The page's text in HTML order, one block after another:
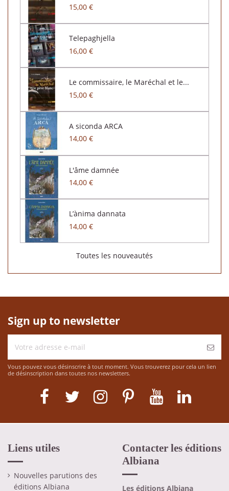
15,00 €
Telepaghjella
16,00 €
Le commissaire, le Maréchal et le...
15,00 €
A siconda ARCA
14,00 €
L'âme damnée
14,00 €
L’ànima dannata
14,00 €
Toutes les nouveautés
Sign up to newsletter
Vous pouvez vous désinscrire à tout moment. Vous trouverez pour cela un lien
de désinscription dans toutes nos newsletters.
Liens utiles
Nouvelles parutions des
éditions Albiana
Contacter les éditions
Albiana
Les éditions Albiana